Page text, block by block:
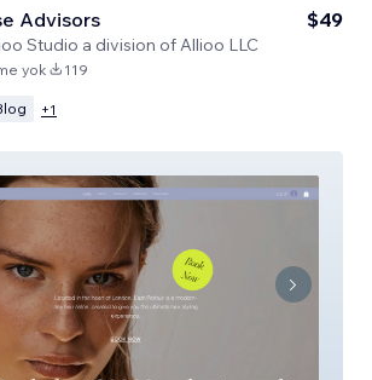
Advisors
Studio a division of Allioo LLC
$49
yok 119
+1